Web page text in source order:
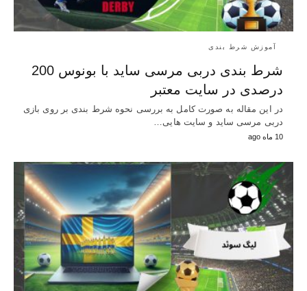
آموزش شرط بندی
شرط بندی دربی مرسی ساید با بونوس 200
درصدی در سایت معتبر
در این مقاله به صورت کامل به بررسی نحوه شرط‌ بندی بر روی بازی
دربی مرسی ساید و سایت‌ هایی…
10 ماه ago